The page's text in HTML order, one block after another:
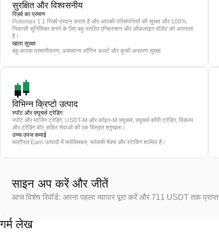
सुरक्षित और विश्वसनीय
रिज़र्व का प्रमाण
Poloniex 1:1 रिजर्व प्रदान करता है और आपकी परिसंपत्तियों की सुरक्षा और 100%
निकासी सुनिश्चित करने के लिए बहु-स्तरित एन्क्रिप्शन और ऑफ़लाइन वॉलेट को अपनाता
है।
खाता सुरक्षा
बहु-कारक प्रमाणीकरण, असामान्य लॉगिन अलर्ट और कुकी अपहरण सुरक्षा
विभिन्न क्रिप्टो उत्पाद
स्पॉट और फ़्यूचर्स ट्रेडिंग
स्पॉट और मार्जिन ट्रेडिंग, USDT-M और कॉइन-M फ़्यूचर्स, फ़्यूचर्स कॉपी ट्रेडिंग, विकल्प
और ट्रेडिंग बॉट सहित सेवाओं की एक विस्तृत श्रृंखला।
उच्च उपज कमाई
मल्टीपल Earn उत्पादों में फ्लेक्सिबल, फ्लेक्सी मैक्स और स्टेकिंग शामिल हैं।
साइन अप करें और जीतें
आज विशेष रिवॉर्ड: अपना पहला व्यापार पूरा करें और 711 USDT तक
गर्म लेख